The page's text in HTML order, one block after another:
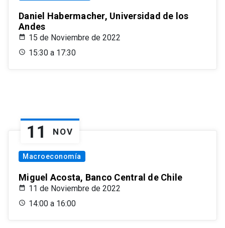
Daniel Habermacher, Universidad de los
Andes
15 de Noviembre de 2022
15:30 a 17:30
11 NOV
Macroeconomía
Miguel Acosta, Banco Central de Chile
11 de Noviembre de 2022
14:00 a 16:00